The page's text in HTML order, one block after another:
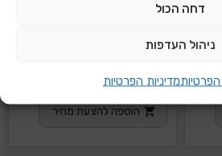
דחה הכול
ניהול העדפות
הפרטיותמדיניות הפרטיותפלסטיק אומגה
הוספה להצעת מחיר